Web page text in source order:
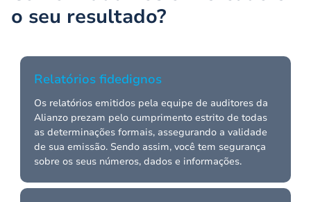
o seu resultado?
Relatórios fidedignos
Os relatórios emitidos pela equipe de auditores da
Alianzo prezam pelo cumprimento estrito de todas
as determinações formais, assegurando a validade
de sua emissão. Sendo assim, você tem segurança
sobre os seus números, dados e informações.